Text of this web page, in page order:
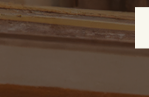
عن